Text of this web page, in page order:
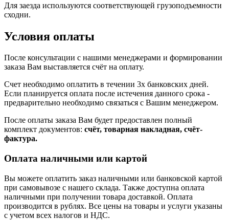
Для заезда используются соответствующей грузоподъемности
сходни.
Условия оплаты
После консультации с нашими менеджерами и формировании
заказа Вам выставляется счёт на оплату.
Счет необходимо оплатить в течении 3х банковских дней.
Если планируется оплата после истечения данного срока -
предварительно необходимо связаться с Вашим менеджером.
После оплаты заказа Вам будет предоставлен полный
комплект документов: счёт, товарная накладная, счёт-
фактура.
Оплата наличными или картой
Вы можете оплатить заказ наличными или банковской картой
при самовывозе с нашего склада. Также доступна оплата
наличными при получении товара доставкой. Оплата
производится в рублях. Все цены на товары и услуги указаны
с учетом всех налогов и НДС.